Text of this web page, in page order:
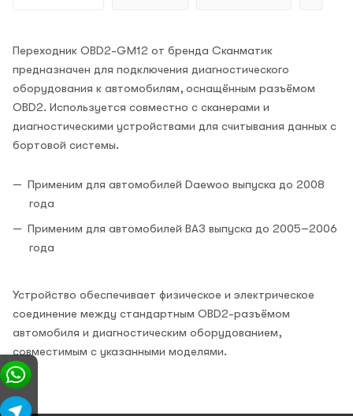
Переходник OBD2-GM12 от бренда Сканматик
предназначен для подключения диагностического
оборудования к автомобилям, оснащённым разъёмом
OBD2. Используется совместно с сканерами и
диагностическими устройствами для считывания данных с
бортовой системы.
Применим для автомобилей Daewoo выпуска до 2008
года
Применим для автомобилей ВАЗ выпуска до 2005–2006
года
Устройство обеспечивает физическое и электрическое
соединение между стандартным OBD2-разъёмом
автомобиля и диагностическим оборудованием,
совместимым с указанными моделями.